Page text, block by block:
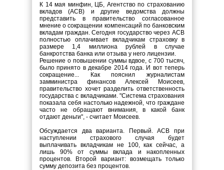
К 14 мая минфин, ЦБ, Агентство по страхованию
вкладов (АСВ) и другие ведомства должны
представить в правительство согласованное
мнение о сокращении компенсаций по банковским
вкладам граждан. Сегодня государство через АСВ
полностью оплачивает вкладчикам страховку в
размере 1,4 миллиона рублей в случае
банкротства банка или отзыва у него лицензии.
Решение о повышении суммы вдвое, с 700 тысяч,
было принято в декабре 2014 года. И вот теперь
сокращение... Как пояснил журналистам
замминистра финансов Алексей Моисеев,
правительство хочет разделить ответственность
государства с вкладчиками. "Система страхования
показала себя настолько надежной, что граждане
часто не обращают внимания, в какой банк
отдают деньги", - считает Моисеев.
Обсуждается два варианта. Первый. АСВ при
наступлении страхового случая будет
выплачивать вкладчикам не 100, как сейчас, а
лишь 90% от суммы вклада и накопленных
процентов. Второй вариант: возмещать только
сумму депозита без процентов.